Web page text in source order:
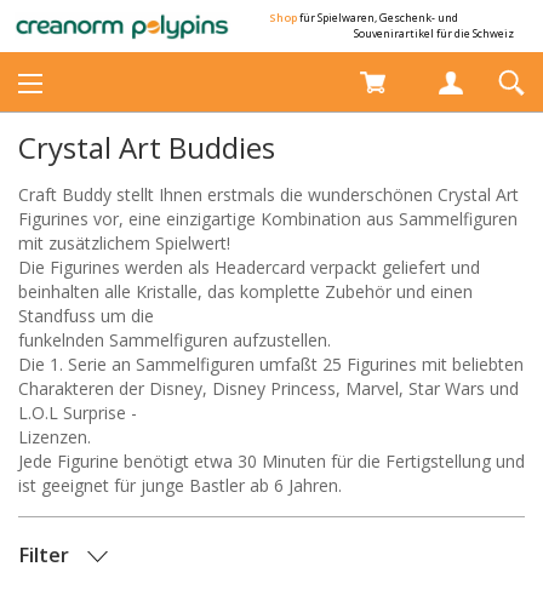
Shopfür Spielwaren, Geschenk- und
Souvenirartikel für die Schweiz
Crystal Art Buddies
Craft Buddy stellt Ihnen erstmals die wunderschönen Crystal Art
Figurines vor, eine einzigartige Kombination aus Sammelfiguren
mit zusätzlichem Spielwert!
Die Figurines werden als Headercard verpackt geliefert und
beinhalten alle Kristalle, das komplette Zubehör und einen
Standfuss um die
funkelnden Sammelfiguren aufzustellen.
Die 1. Serie an Sammelfiguren umfaßt 25 Figurines mit beliebten
Charakteren der Disney, Disney Princess, Marvel, Star Wars und
L.O.L Surprise -
Lizenzen.
Jede Figurine benötigt etwa 30 Minuten für die Fertigstellung und
ist geeignet für junge Bastler ab 6 Jahren.
Filter